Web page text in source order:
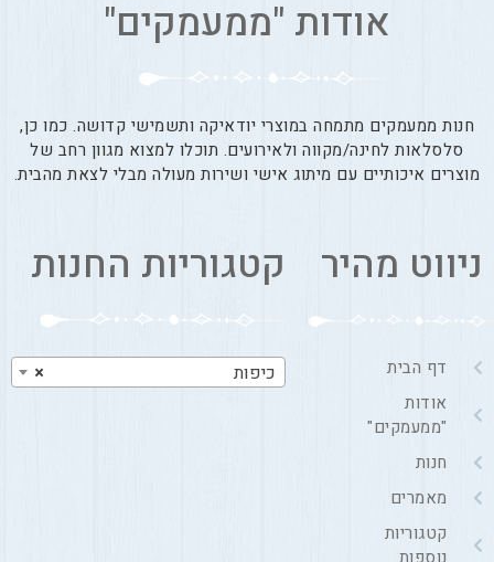
אודות "ממעמקים"
חנות ממעמקים מתמחה במוצרי יודאיקה ותשמישי קדושה. כמו כן,
סלסלאות לחינה/מקווה ולאירועים. תוכלו למצוא מגוון רחב של
מוצרים איכותיים עם מיתוג אישי ושירות מעולה מבלי לצאת מהבית.
ניווט מהיר
דף הבית
אודות
"ממעמקים"
חנות
מאמרים
קטגוריות
קטגוריות החנות
× כיפות